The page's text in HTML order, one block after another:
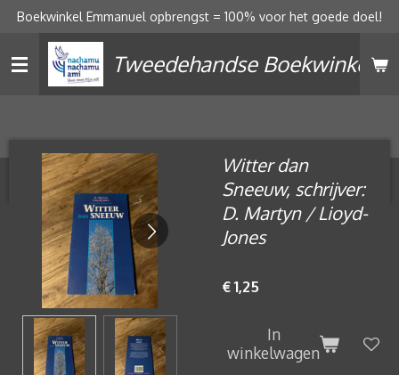
Ga
naar
hoofdinhoud
Tweedehandse Boekwinkel
Boekwinkel Emmanuel opbrengst = 100% voor het goede doel!
Witter dan
Sneeuw, schrijver:
D. Martyn / Lioyd-
Jones
€ 1,25
In
winkelwagen